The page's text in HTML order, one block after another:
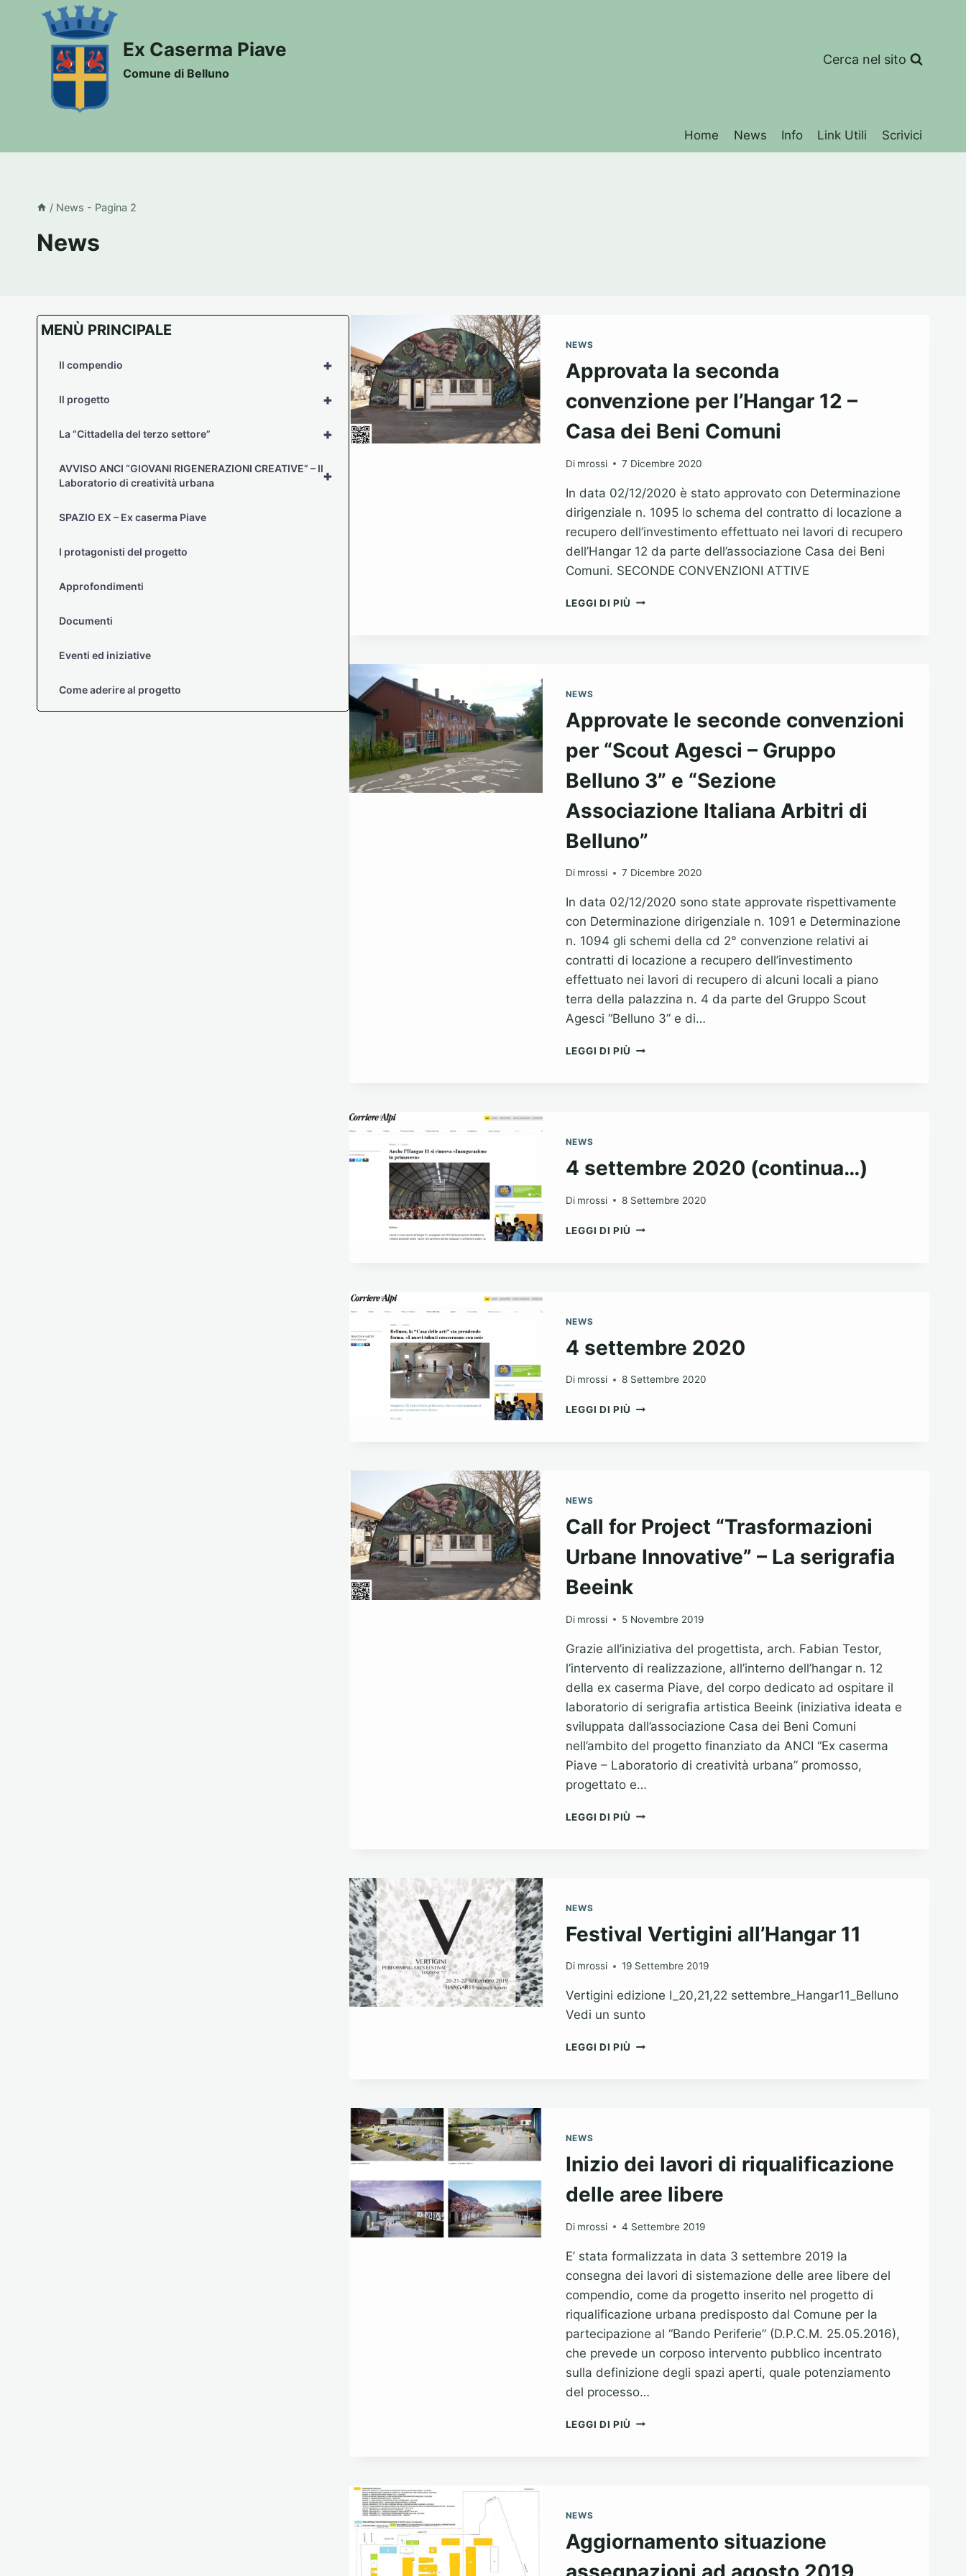
contenuto
Ex Caserma Piave
Comune di Belluno
Cerca nel sito
Home News Info Link Utili Scrivici
/ News - Pagina 2
News
NEWS
Approvata la seconda
convenzione per l’Hangar 12 –
Casa dei Beni Comuni
Di mrossi 7 Dicembre 2020
In data 02/12/2020 è stato approvato con Determinazione
dirigenziale n. 1095 lo schema del contratto di locazione a
recupero dell’investimento effettuato nei lavori di recupero
dell’Hangar 12 da parte dell’associazione Casa dei Beni
Comuni. SECONDE CONVENZIONI ATTIVE
LEGGI DI PIÙ APPROVATA
CASA
BENI
NEWS
Approvate le seconde convenzioni
per “Scout Agesci – Gruppo
Belluno 3” e “Sezione
Associazione Italiana Arbitri di
Belluno”
Di mrossi 7 Dicembre 2020
In data 02/12/2020 sono state approvate rispettivamente
con Determinazione dirigenziale n. 1091 e Determinazione
n. 1094 gli schemi della cd 2° convenzione relativi ai
contratti di locazione a recupero dell’investimento
effettuato nei lavori di recupero di alcuni locali a piano
terra della palazzina n. 4 da parte del Gruppo Scout
Agesci “Belluno 3” e di…
LEGGI DI PIÙ APPROVATE
GRUPPO
3”
“SEZIONE
NEWS
4 settembre 2020 (continua…)
Di mrossi 8 Settembre 2020
LEGGI DI PIÙ 4
NEWS
4 settembre 2020
Di mrossi 8 Settembre 2020
LEGGI DI PIÙ 4
NEWS
Call for Project “Trasformazioni
Urbane Innovative” – La serigrafia
Beeink
Di mrossi 5 Novembre 2019
Grazie all’iniziativa del progettista, arch. Fabian Testor,
l’intervento di realizzazione, all’interno dell’hangar n. 12
della ex caserma Piave, del corpo dedicato ad ospitare il
laboratorio di serigrafia artistica Beeink (iniziativa ideata e
sviluppata dall’associazione Casa dei Beni Comuni
nell’ambito del progetto finanziato da ANCI “Ex caserma
Piave – Laboratorio di creatività urbana” promosso,
progettato e…
LEGGI DI PIÙ CALL
SERIGRAFIA
NEWS
Festival Vertigini all’Hangar 11
Di mrossi 19 Settembre 2019
Vertigini edizione I_20,21,22 settembre_Hangar11_Belluno
Vedi un sunto
LEGGI DI PIÙ FESTIVAL
NEWS
Inizio dei lavori di riqualificazione
delle aree libere
Di mrossi 4 Settembre 2019
E’ stata formalizzata in data 3 settembre 2019 la
consegna dei lavori di sistemazione delle aree libere del
compendio, come da progetto inserito nel progetto di
riqualificazione urbana predisposto dal Comune per la
partecipazione al “Bando Periferie” (D.P.C.M. 25.05.2016),
che prevede un corposo intervento pubblico incentrato
sulla definizione degli spazi aperti, quale potenziamento
del processo…
LEGGI DI PIÙ INIZIO
NEWS
Aggiornamento situazione
MENÙ PRINCIPALE
+
Il compendio
+
Il progetto
+
La “Cittadella del terzo settore”
+
AVVISO ANCI “GIOVANI RIGENERAZIONI CREATIVE” – Il
Laboratorio di creatività urbana
SPAZIO EX – Ex caserma Piave
I protagonisti del progetto
Approfondimenti
Documenti
Eventi ed iniziative
Come aderire al progetto